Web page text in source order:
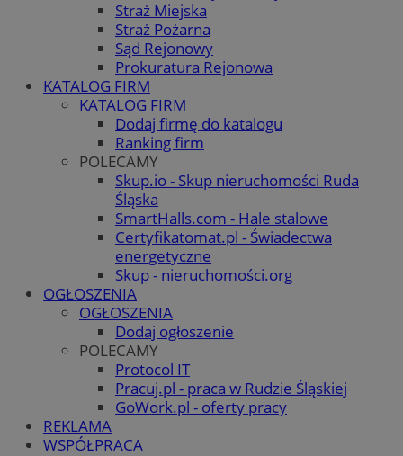
Straż Miejska
Straż Pożarna
Sąd Rejonowy
Prokuratura Rejonowa
KATALOG FIRM
KATALOG FIRM
Dodaj firmę do katalogu
Ranking firm
POLECAMY
Skup.io - Skup nieruchomości Ruda
Śląska
SmartHalls.com - Hale stalowe
Certyfikatomat.pl - Świadectwa
energetyczne
Skup - nieruchomości.org
OGŁOSZENIA
OGŁOSZENIA
Dodaj ogłoszenie
POLECAMY
Protocol IT
Pracuj.pl - praca w Rudzie Śląskiej
GoWork.pl - oferty pracy
REKLAMA
WSPÓŁPRACA